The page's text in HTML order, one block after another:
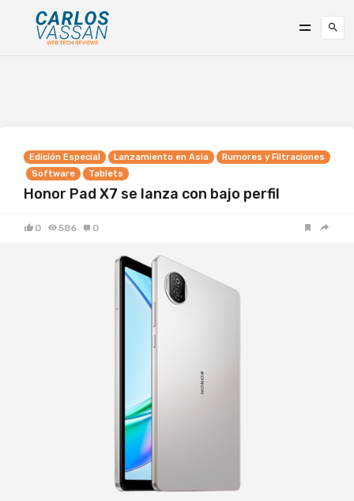
Edición Especial Lanzamiento en Asia
Rumores y Filtraciones
Software
Tablets
Honor Pad X7 se lanza con bajo perfil
0 586 0